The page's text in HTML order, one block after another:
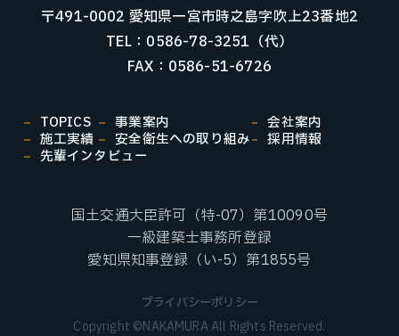
〒491-0002 愛知県一宮市時之島字吹上23番地2
TEL：0586-78-3251（代）
FAX：0586-51-6726
TOPICS 事業案内
会社案内
施工実績
安全衛生への取り組み
採用情報
先輩インタビュー
国土交通大臣許可（特-07）第10090号
一級建築士事務所登録
愛知県知事登録（い-5）第1855号
プライバシーポリシー
Copyright ©NAKAMURA All Rights Reserved.